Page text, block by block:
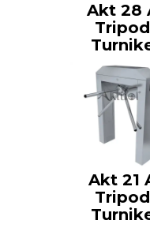
Akt 28
Tripod
Akt 21
Tripod